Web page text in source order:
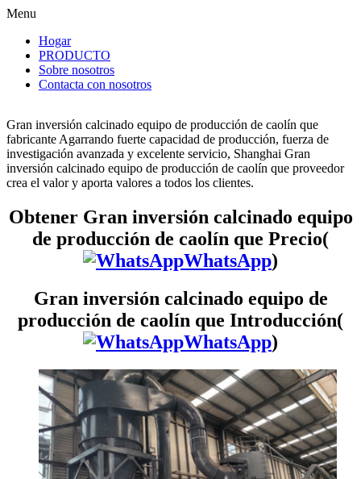
Menu
Hogar
PRODUCTO
Sobre nosotros
Contacta con nosotros
Gran inversión calcinado equipo de producción de caolín que
fabricante Agarrando fuerte capacidad de producción, fuerza de
investigación avanzada y excelente servicio, Shanghai Gran
inversión calcinado equipo de producción de caolín que proveedor
crea el valor y aporta valores a todos los clientes.
Obtener Gran inversión calcinado equipo
de producción de caolín que Precio(
WhatsApp)
Gran inversión calcinado equipo de
producción de caolín que Introducción(
WhatsApp)